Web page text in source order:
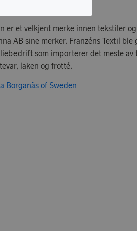
er et velkjent merke innen tekstiler
AB sine merker. Franzéns Textil ble
som importerer det meste av
laken og frotté.
Borganäs of Sweden